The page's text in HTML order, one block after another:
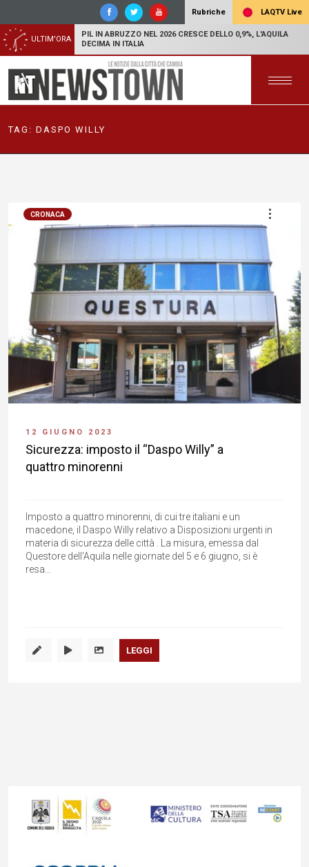
Rubriche LAQTV Live
ULTIM'ORA
PIL IN ABRUZZO NEL 2026 CRESCE DELLO 0,9%, L'AQUILA
DECIMA IN ITALIA
TAG: DASPO WILLY
CRONACA
12 GIUGNO 2023
Sicurezza: imposto il “Daspo Willy” a
quattro minorenni
Imposto a quattro minorenni, di cui tre italiani e un
macedone, il Daspo Willy relativo a Disposizioni urgenti in
materia di sicurezza delle città . La misura, emessa dal
Questore dell'Aquila nelle giornate del 5 e 6 giugno, si è
resa...
LEGGI